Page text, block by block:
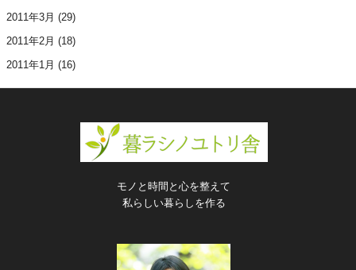
2011年3月 (29)
2011年2月 (18)
2011年1月 (16)
モノと時間と心を整えて
私らしい暮らしを作る